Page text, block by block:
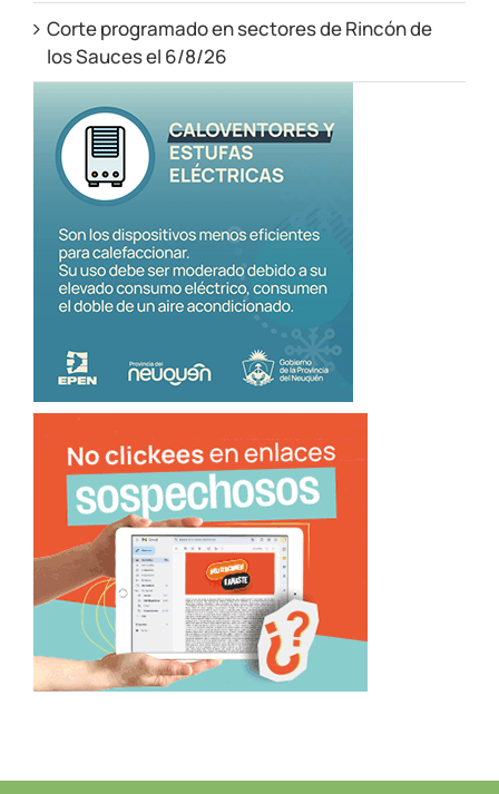
Corte programado en sectores de Rincón de
los Sauces el 6/8/26